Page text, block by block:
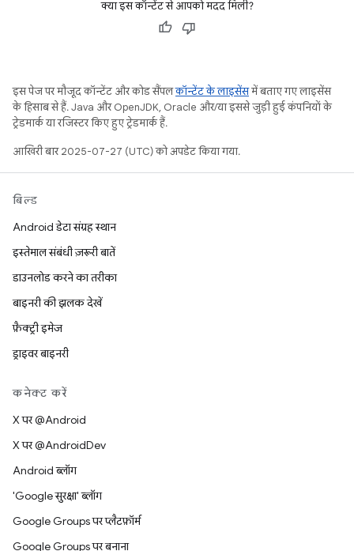
क्या इस कॉन्टेंट से आपको मदद मिली?
इस पेज पर मौजूद कॉन्टेंट और कोड सैंपलकॉन्टेंट के लाइसेंसमें बताए गए लाइसेंस
के हिसाब से हैं. Java और OpenJDK, Oracle और/या इससे जुड़ी हुई कंपनियों के
ट्रेडमार्क या रजिस्टर किए हुए ट्रेडमार्क हैं.
आखिरी बार 2025-07-27 (UTC) को अपडेट किया गया.
बिल्ड
Android डेटा संग्रह स्थान
इस्तेमाल संबंधी ज़रूरी बातें
डाउनलोड करने का तरीका
बाइनरी की झलक देखें
फ़ैक्ट्री इमेज
ड्राइवर बाइनरी
कनेक्ट करें
X पर @Android
X पर @AndroidDev
Android ब्लॉग
'Google सुरक्षा' ब्लॉग
Google Groups पर प्लैटफ़ॉर्म
Google Groups पर बनाना